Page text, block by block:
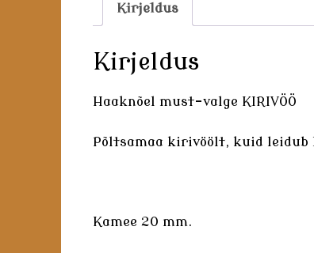
Kirjeldus
Kirjeldus
Haaknõel must-valge KIRIVÖÖ
Põltsamaa kirivöölt, kuid leidub
Kamee 20 mm.